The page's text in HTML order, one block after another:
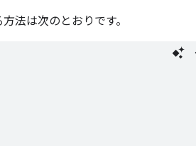
法は次のとおりです。